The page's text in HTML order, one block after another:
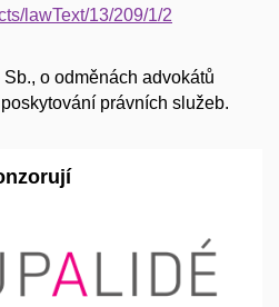
lawText/13/209/1/2
o odměnách advokátů
právních služeb.